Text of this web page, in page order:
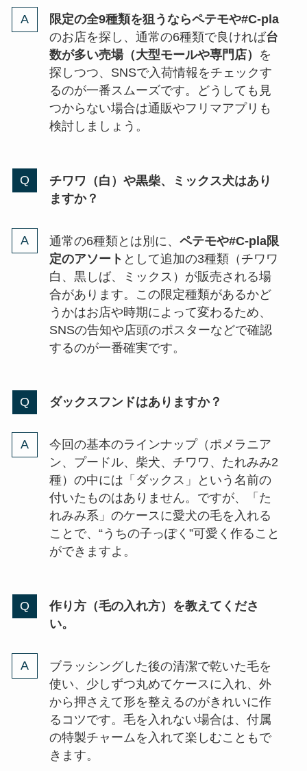
限定の全9種類を狙うならペテモや#C-pla
のお店を探し、通常の6種類で良ければ台
数が多い売場（大型モールや専門店）
を
探しつつ、SNSで入荷情報をチェックす
るのが一番スムーズです。どうしても見
つからない場合は通販やフリマアプリも
検討しましょう。
チワワ（白）や黒柴、ミックス犬はあり
ますか？
通常の6種類とは別に、 ペテモや#C-pla限
定のアソート として追加の3種類（チワワ
白、黒しば、ミックス）が販売される場
合があります。この限定種類があるかど
うかはお店や時期によって変わるため、
SNSの告知や店頭のポスターなどで確認
するのが一番確実です。
ダックスフンドはありますか？
今回の基本のラインナップ（ポメラニア
ン、プードル、柴犬、チワワ、たれみみ2
種）の中には「ダックス」という名前の
付いたものはありません。ですが、「た
れみみ系」のケースに愛犬の毛を入れる
ことで、“うちの子っぽく”可愛く作ること
ができますよ。
作り方（毛の入れ方）を教えてくださ
い。
ブラッシングした後の清潔で乾いた毛を
使い、少しずつ丸めてケースに入れ、外
から押さえて形を整えるのがきれいに作
るコツです。毛を入れない場合は、付属
の特製チャームを入れて楽しむこともで
きます。